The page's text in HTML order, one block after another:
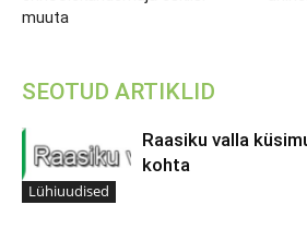
muuta
SEOTUD ARTIKLID
Lühiuudised
Raasiku valla
kohta